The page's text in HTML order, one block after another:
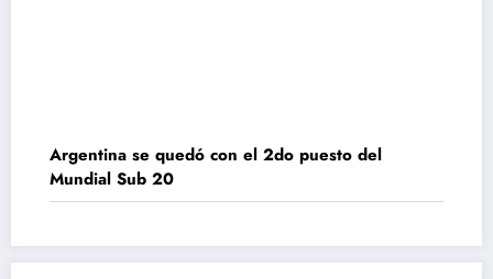
Argentina se quedó con el 2do puesto del
Mundial Sub 20